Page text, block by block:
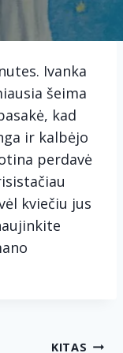
Ivanka
šeima
kad
ir kalbėjo
perdavė
kviečiu jus
KITAS